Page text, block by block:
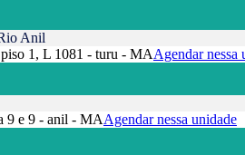
Anil
1, L 1081 - turu - MAAgendar nessa
9 e 9 - anil - MAAgendar nessa unidade